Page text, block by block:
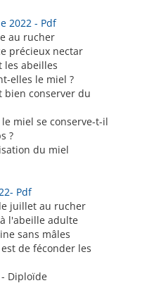
2022 - Pdf
au rucher
précieux nectar
les abeilles
elles le miel ?
bien conserver du
miel se conserve-t-il
?
du miel
Pdf
juillet au rucher
l'abeille adulte
sans mâles
de féconder les
Diploïde